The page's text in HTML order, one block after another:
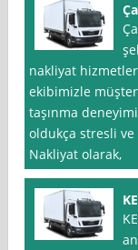
nakliyat
ekibimizle
taşınma
oldukça stresli
Nakliyat olarak,